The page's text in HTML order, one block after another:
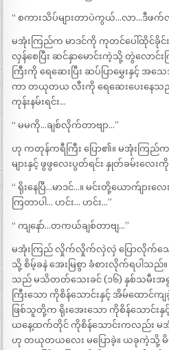
“ စကားသိပ်များတာပဲကွယ်…လာ…ဒီဖ
မအုံးကြည်က မာဒင်ကို ကုတင်ပေါ်ထိုင်ခိုင်း
လှန်စေပြီး ဆင်နှာမောင်းကဲ့သို့ တွဲလောင်
ကြီးကို ရေဆေးပြီး ဆပ်ပြာမွှေးနှင့် အ
ကာ တယုတယ လီးကို ရေဆေးပေးနေသည့်
ကုန်းနမ်းရင်း…
“ မမကို…ချစ်လိုက်တာဗျာ…”
ဟု ကတုန်ကရီကြီး ပြော၏။ မအုံးကြည်က
များနှင့် ဖွဖွလေးပွတ်ရင်း နှုတ်ခမ်းလ
“ ရိုးနေပြီ…မာဒင်…။ မင်းတို့ယောက်ျား
ကြတာပါ… ဟင်း… ဟင်း…”
“ ကျနော်…တကယ်ချစ်တာဗျ…”
မအုံးကြည် လှိုက်လှိုက်လှဲလှဲ ပြောလိုက်သော
သို့ စိမ့်ခနဲ အေးမြစွာ ခံစားလိုက်ရပါသ
သည် မသိတတ်သေးခင် (၁၆) နှစ်သမီးအ
ကြီးသော ကိုစိန်သောင်းနှင့် အိမ်ထောင်
ဖြစ်သူတို့က ရိုးအေးသော ကိုစိန်သောင်းနှင့်
ယနေ့ထက်တိုင် ကိုစိန်သောင်းကလည်း မ
ဟု တယုတယလေး မပြောခဲ့။ ယခုကဲ့သို့ မိ